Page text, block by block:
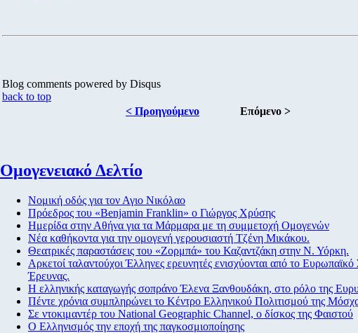
Blog comments powered by Disqus
back to top
< Προηγούμενο
Επόμενο >
Ομογενειακό Δελτίο
Νομική οδός για τον Αγιο Νικόλαο
Πρόεδρος του «Benjamin Franklin» ο Γιώργος Χρύσης
Ημερίδα στην Αθήνα για τα Μάρμαρα με τη συμμετοχή Ομογενών
Νέα καθήκοντα για την ομογενή γερουσιαστή Τζένη Μικάκου.
Θεατρικές παραστάσεις του «Ζορμπά» του Καζαντζάκη στην Ν. Υόρκη.
Αρκετοί ταλαντούχοι Έλληνες ερευνητές ενισχύονται από το
Έρευνας.
Η ελληνικής καταγωγής σοπράνο Έλενα Ξανθουδάκη, στο ρόλο της
Πέντε χρόνια συμπληρώνει το Κέντρο Ελληνικού Πολιτισμού της
Σε ντοκιμαντέρ του National Geographic Channel, ο δίσκος της Φαιστού
Ο Ελληνισμός την εποχή της παγκοσμιοποίησης